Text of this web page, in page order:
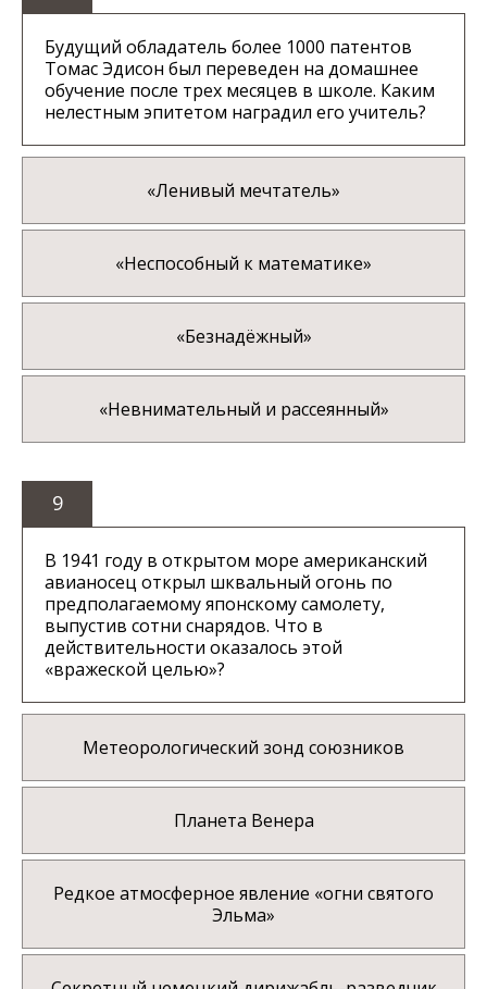
Будущий обладатель более 1000 патентов
Томас Эдисон был переведен на домашнее
обучение после трех месяцев в школе. Каким
нелестным эпитетом наградил его учитель?
«Ленивый мечтатель»
«Неспособный к математике»
«Безнадёжный»
«Невнимательный и рассеянный»
9
В 1941 году в открытом море американский
авианосец открыл шквальный огонь по
предполагаемому японскому самолету,
выпустив сотни снарядов. Что в
действительности оказалось этой
«вражеской целью»?
Метеорологический зонд союзников
Планета Венера
Редкое атмосферное явление «огни святого
Эльма»